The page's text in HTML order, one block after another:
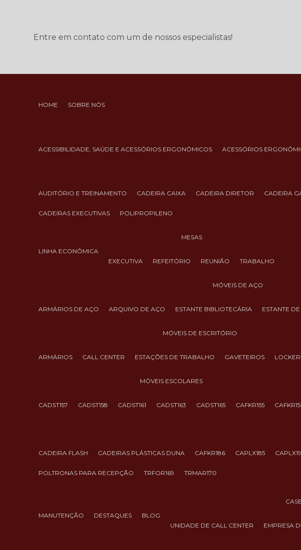
Entre em contato com um de nossos especialistas!
HOME SOBRE NÓS
ACESSIBILIDADE, SAÚDE E ACESSÓRIOS ERGONÔMICOS ACESSÓRIOS
AUDITÓRIO E TREINAMENTO CADEIRA CAIXA CADEIRA DIRETOR CADEIRA
CADEIRAS EXECUTIVAS POLIPROPILENO
LINHA ECONÔMICA
MESAS
EXECUTIVA REFEITÓRIO REUNIÃO TRABALHO
MÓVEIS DE AÇO
ARMÁRIOS DE AÇO ARQUIVO DE AÇO ESTANTE BIBLIOTECÁRIA ESTANTE
MÓVEIS DE ESCRITÓRIO
ARMÁRIOS CALL CENTER ESTAÇÕES DE TRABALHO GAVETEIROS
MÓVEIS ESCOLARES
CADST157 CADST158 CADST161 CADST163 CADST165 CAFKR155
CADEIRA FLASH CADEIRAS PLÁSTICAS DUNA CAFKR186 CAPLX185
POLTRONAS PARA RECEPÇÃO TRFOR169 TRMAR170
MANUTENÇÃO DESTAQUES BLOG
UNIDADE DE CALL CENTER EMPRESA